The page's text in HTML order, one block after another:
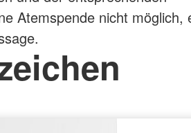
Atemspende nicht möglich,